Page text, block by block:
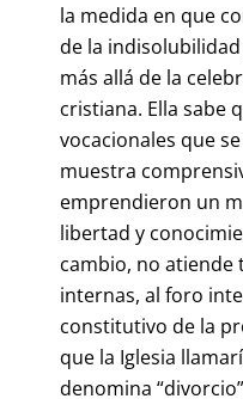
la medida en que
de la
más allá de la
cristiana. Ella sabe
vocacionales que
muestra
emprendieron un
libertad y
cambio, no atiende
internas, al foro
constitutivo de la
que la Iglesia
denomina